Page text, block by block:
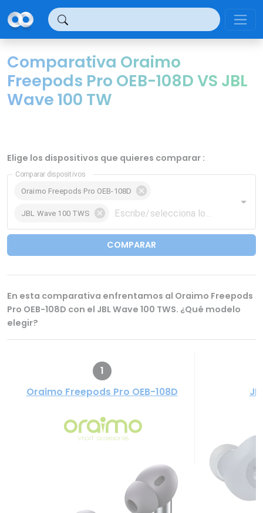
Comparativa Oraimo
Freepods Pro OEB-108D VS JBL
Wave 100 TW
Elige los dispositivos que quieres comparar :
Comparar dispositivos
Oraimo Freepods Pro OEB-108D
JBL Wave 100 TWS
COMPARAR
En esta comparativa enfrentamos al Oraimo Freepods
Pro OEB-108D con el JBL Wave 100 TWS. ¿Qué modelo
elegir?
1
Oraimo Freepods Pro OEB-108D
Panel de gestión de cookies